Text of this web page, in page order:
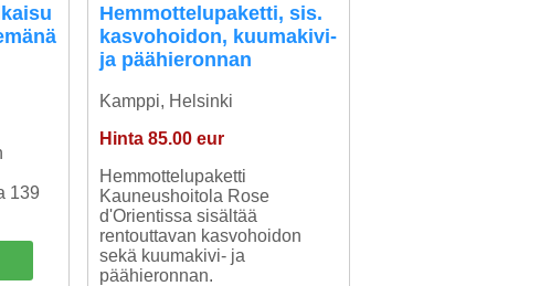
139
Hemmottelupaketti, sis.
kasvohoidon, kuumakivi-
ja päähieronnan
Kamppi, Helsinki
Hinta 85.00 eur
Hemmottelupaketti
Kauneushoitola Rose
d'Orientissa sisältää
rentouttavan kasvohoidon
sekä kuumakivi- ja
päähieronnan.